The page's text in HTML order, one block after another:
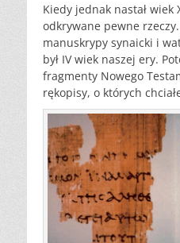
Kiedy jednak nastał wiek
odkrywane pewne
manuskrypy synaicki i
był IV wiek naszej ery.
fragmenty Nowego
rękopisy, o których